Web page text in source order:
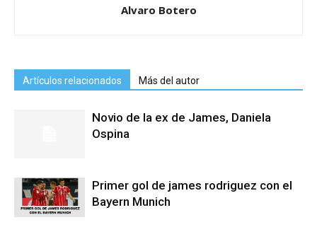
Alvaro Botero
Artículos relacionados Más del autor
Novio de la ex de James, Daniela
Ospina
Primer gol de james rodriguez con el
Bayern Munich